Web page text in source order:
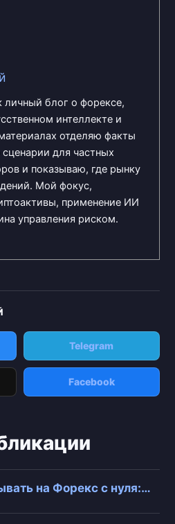
личный блог о форексе,
интеллекте и
отделяю факты
для частных
и показываю, где рынку
Мой фокус,
применение ИИ
управления риском.
Telegram
Facebook
на Форекс с нуля:…